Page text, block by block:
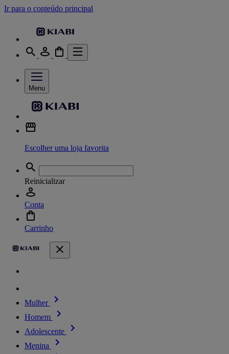
Ir para o conteúdo principal
Menu
Escolher uma loja favorita
Reinicializar
Conta
Carrinho
Mulher
Homem
Adolescente
Menina